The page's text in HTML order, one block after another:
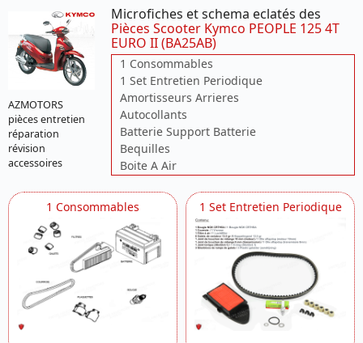
AZMOTORS
pièces entretien
réparation
révision
accessoires
Microfiches et schema eclatés des
Pièces Scooter Kymco PEOPLE 125 4T
EURO II (BA25AB)
1 Consommables
1 Set Entretien Periodique
Amortisseurs Arrieres
Autocollants
Batterie Support Batterie
Bequilles
Boite A Air
Cadre
Carburateur
Carenages Centraux
Carter D Allumage
Carter Moteur
Clignotants
Commandes Retroviseurs Guidon
Compteur De Vitesse
1 Consommables 1 Set Entretien Periodique